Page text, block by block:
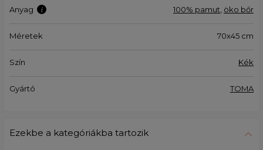
Anyag 100% pamut öko bőr
Méretek 70x45 cm
Szín Kék
Gyártó TOMA
Ezekbe a kategóriákba tartozik